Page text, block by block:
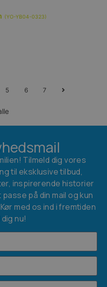
(YO-YB04-0323)
5 6 7
Tilmeld dig vores
til eksklusive tilbud,
inspirerende historier
på din mail og kun
med os ind i fremtiden
nu!